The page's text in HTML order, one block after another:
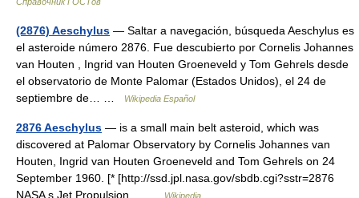
(2876) Aeschylus — Saltar a navegación, búsqueda Aeschylus es
el asteroide número 2876. Fue descubierto por Cornelis Johannes
van Houten , Ingrid van Houten Groeneveld y Tom Gehrels desde
el observatorio de Monte Palomar (Estados Unidos), el 24 de
septiembre de… …
Wikipedia Español
2876 Aeschylus — is a small main belt asteroid, which was
discovered at Palomar Observatory by Cornelis Johannes van
Houten, Ingrid van Houten Groeneveld and Tom Gehrels on 24
September 1960. [* [http://ssd.jpl.nasa.gov/sbdb.cgi?sstr=2876
NASA s Jet Propulsion… …
Wikipedia